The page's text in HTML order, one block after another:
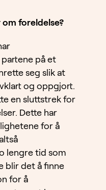
foreldelse?
på et
seg slik at
og oppgjort.
en sluttstrek for
Dette har
for å
lengre tid som
blir det å finne
for å